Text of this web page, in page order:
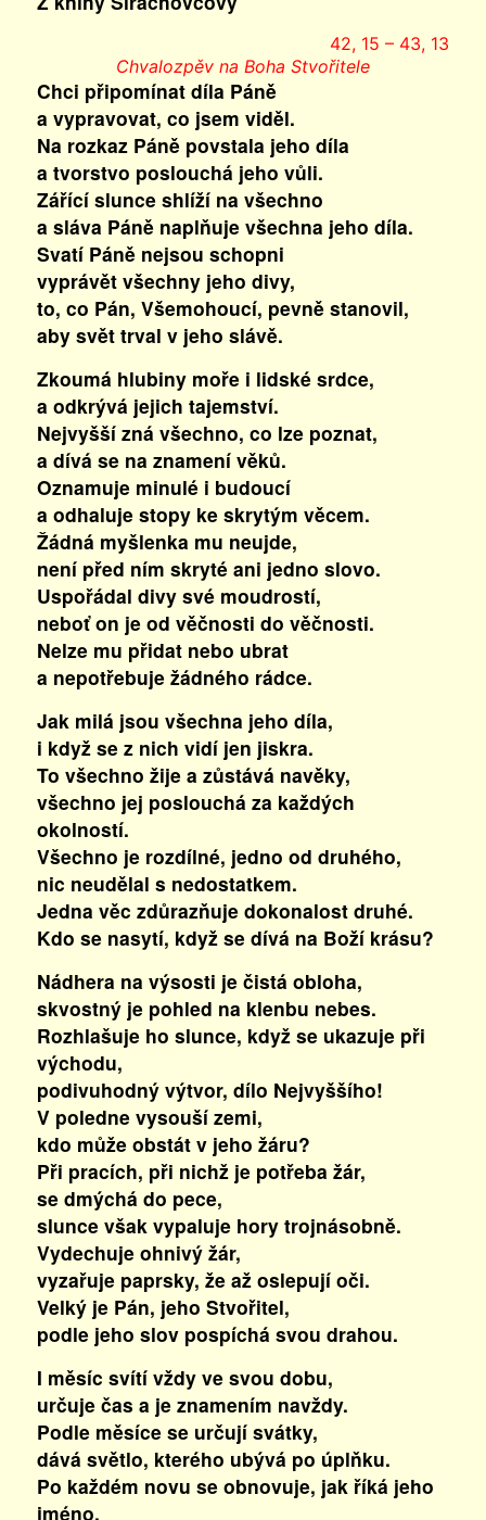
42, 15 – 43, 13
Chvalozpěv na Boha Stvořitele
Chci připomínat díla Páně
a vypravovat, co jsem viděl.
Na rozkaz Páně povstala jeho díla
a tvorstvo poslouchá jeho vůli.
Zářící slunce shlíží na všechno
a sláva Páně naplňuje všechna jeho díla.
Svatí Páně nejsou schopni
vyprávět všechny jeho divy,
to, co Pán, Všemohoucí, pevně stanovil,
aby svět trval v jeho slávě.
Zkoumá hlubiny moře i lidské srdce,
a odkrývá jejich tajemství.
Nejvyšší zná všechno, co lze poznat,
a dívá se na znamení věků.
Oznamuje minulé i budoucí
a odhaluje stopy ke skrytým věcem.
Žádná myšlenka mu neujde,
není před ním skryté ani jedno slovo.
Uspořádal divy své moudrostí,
neboť on je od věčnosti do věčnosti.
Nelze mu přidat nebo ubrat
a nepotřebuje žádného rádce.
Jak milá jsou všechna jeho díla,
i když se z nich vidí jen jiskra.
To všechno žije a zůstává navěky,
všechno jej poslouchá za každých
okolností.
Všechno je rozdílné, jedno od druhého,
nic neudělal s nedostatkem.
Jedna věc zdůrazňuje dokonalost druhé.
Kdo se nasytí, když se dívá na Boží krásu?
Nádhera na výsosti je čistá obloha,
skvostný je pohled na klenbu nebes.
Rozhlašuje ho slunce, když se ukazuje při
východu,
podivuhodný výtvor, dílo Nejvyššího!
V poledne vysouší zemi,
kdo může obstát v jeho žáru?
Při pracích, při nichž je potřeba žár,
se dmýchá do pece,
slunce však vypaluje hory trojnásobně.
Vydechuje ohnivý žár,
vyzařuje paprsky, že až oslepují oči.
Velký je Pán, jeho Stvořitel,
podle jeho slov pospíchá svou drahou.
I měsíc svítí vždy ve svou dobu,
určuje čas a je znamením navždy.
Podle měsíce se určují svátky,
dává světlo, kterého ubývá po úplňku.
Po každém novu se obnovuje, jak říká jeho
jméno,